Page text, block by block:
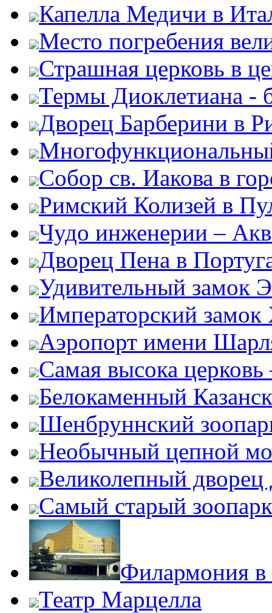
Капелла Медичи в
Место погребения
Страшная церковь в
Термы Диоклетиана -
Дворец Барберини в
Собор св. Иакова в
Римский Колизей в
Чудо инженерии –
Дворец Пена в
Удивительный замок
Императорский замок
Аэропорт имени
Самая высока
Белокаменный
Шенбруннский
Необычный цепной
Великолепный дворец
Самый старый
Филармония в
Театр Марцелла